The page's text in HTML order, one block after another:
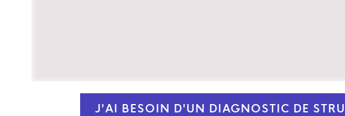
J'AI BESOIN D'UN DIAGNOSTIC DE